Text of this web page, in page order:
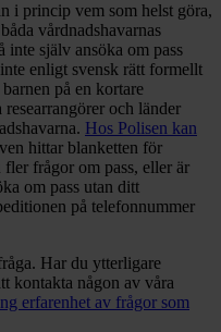
i princip vem som helst göra,
vårdnadshavarnas
inte själv ansöka om pass
enligt svensk rätt formellt
på en kortare
och länder
Hos Polisen kan
hittar blanketten för
frågor om pass, eller är
om pass utan ditt
på telefonnummer
Har du ytterligare
kontakta någon av våra
erfarenhet av frågor som